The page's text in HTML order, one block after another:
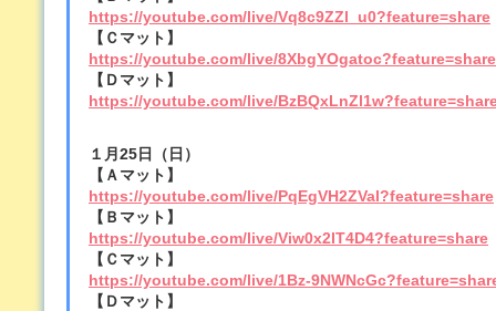
https://youtube.com/live/Vq8c9ZZl_u0?feature=share
【Ｃマット】
https://youtube.com/live/8XbgYOgatoc?feature=share
【Ｄマット】
https://youtube.com/live/
１月25日（日）
【Ａマット】
https://youtube.com/live/PqEgVH2ZVaI?feature=share
【Ｂマット】
https://youtube.com/live/Viw0x2IT4D4?feature=share
【Ｃマット】
https://youtube.com/live/1Bz-
【Ｄマット】